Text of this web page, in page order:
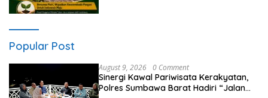
Popular Post
August 9, 2026 0 Comment
Sinergi Kawal Pariwisata Kerakyatan,
Polres Sumbawa Barat Hadiri “Jalan